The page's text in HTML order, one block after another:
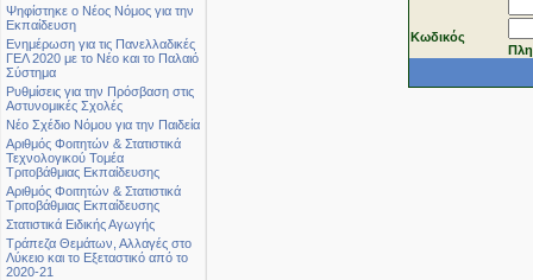
Ψηφίστηκε ο Νέος Νόμος για την
Εκπαίδευση
Ενημέρωση για τις Πανελλαδικές
ΓΕΛ 2020 με το Νέο και το Παλαιό
Σύστημα
Ρυθμίσεις για την Πρόσβαση στις
Αστυνομικές Σχολές
Νέο Σχέδιο Νόμου για την Παιδεία
Αριθμός Φοιτητών & Στατιστικά
Τεχνολογικού Τομέα
Τριτοβάθμιας Εκπαίδευσης
Αριθμός Φοιτητών & Στατιστικά
Τριτοβάθμιας Εκπαίδευσης
Στατιστικά Ειδικής Αγωγής
Τράπεζα Θεμάτων, Αλλαγές στο
Λύκειο και το Εξεταστικό από το
2020-21
Κωδικός